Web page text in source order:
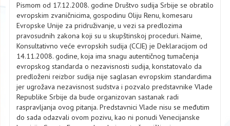
Pismom od 17.12.2008. godine Društvo sudija Srbije se obratilo
evropskim zvaničnicima, gospodinu Oliju Renu, komesaru
Evropske Unije za pridruživanje, u vezi sa predlozima
pravosudnih zakona koji su u skupštinskoj proceduri. Naime,
Konsultativno veće evropskih sudija (CCJE) je Deklaracijom od
14.11.2008. godine, koja ima snagu autentičnog tumačenja
evropskog standarda o nezavisnosti sudija, konstatovalo da
predloženi reizbor sudija nije saglasan evropskim standardima
jer ugrožava nezavisnost sudstva i pozvalo predstavnike Vlade
Republike Srbije da bude organizovan sastanak radi
raspravljanja ovog pitanja. Predstavnici Vlade nisu se međutim
do sada odazvali ovom pozivu, kao ni ponudi Venecijanske